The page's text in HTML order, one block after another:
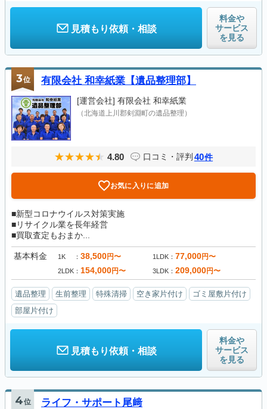
見積もり依頼・相談
料金や
サービス
を見る
3位 有限会社 和幸紙業【遺品整理部】
[運営会社] 有限会社 和幸紙業
（北海道上川郡剣淵町の遺品整理）
4.80 口コミ・評判 40件
お気に入りに追加
■新型コロナウイルス対策実施
■リサイクル業を長年経営
■買取査定もおまか...
基本料金 1K 38,500円〜 1LDK 77,000円〜
2LDK 154,000円〜 3LDK 209,000円〜
遺品整理 生前整理 特殊清掃 空き家片付け
ゴミ屋敷片付け
部屋片付け
見積もり依頼・相談
料金や
サービス
を見る
4位 ライフ・サポート尾﨑